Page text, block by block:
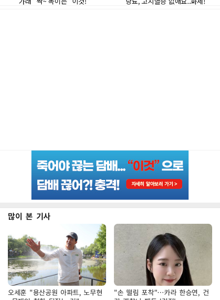
많이 본 기사
오세훈 "용산공원 아파트, 노무현
"손 떨림 포착"…카라 한승연, 건